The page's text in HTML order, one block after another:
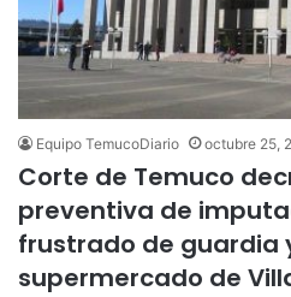
Equipo TemucoDiario octubre 25,
Corte de Temuco
preventiva de
frustrado de guardia
supermercado de